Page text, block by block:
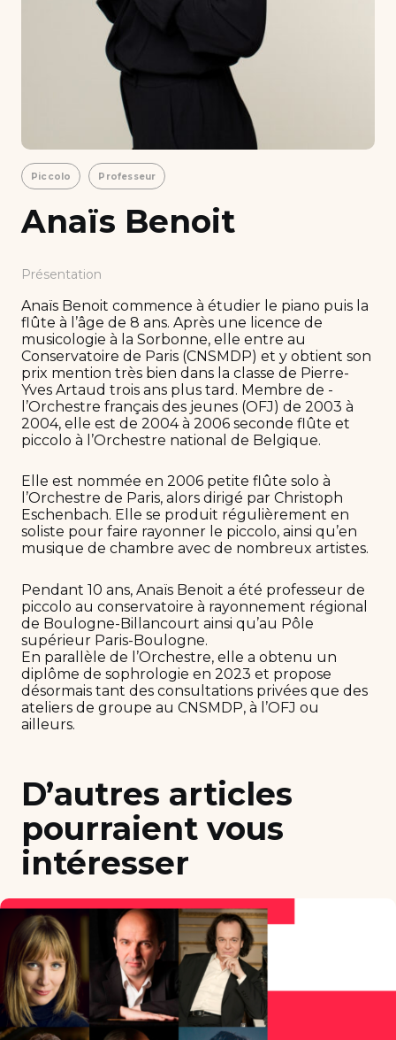
Piccolo Professeur
Anaïs Benoit
Présentation
Anaïs Benoit commence à étudier le piano puis la
flûte à l’âge de 8 ans. Après une licence de
musicologie à la Sorbonne, elle entre au
Conservatoire de Paris (CNSMDP) et y obtient son
prix mention très bien dans la classe de Pierre-
Yves Artaud trois ans plus tard. Membre de ­
l’Orchestre français des jeunes (OFJ) de 2003 à
2004, elle est de 2004 à 2006 seconde flûte et
piccolo à l’Orchestre national de Belgique.
Elle est nommée en 2006 petite flûte solo à
l’Orchestre de Paris, alors dirigé par Christoph
Eschenbach. Elle se produit régulièrement en
soliste pour faire rayonner le piccolo, ainsi qu’en
musique de chambre avec de nombreux artistes.
Pendant 10 ans, Anaïs Benoit a été professeur de
piccolo au conservatoire à rayonnement régional
de Boulogne-Billancourt ainsi qu’au Pôle
supérieur Paris-Boulogne.
En parallèle de l’Orchestre, elle a obtenu un
diplôme de sophrologie en 2023 et propose
désormais tant des consultations privées que des
ateliers de groupe au CNSMDP, à l’OFJ ou
ailleurs.
D’autres articles
pourraient vous
intéresser